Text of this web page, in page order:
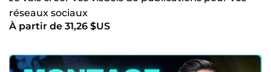
réseaux sociaux
À partir de 31,26 $US